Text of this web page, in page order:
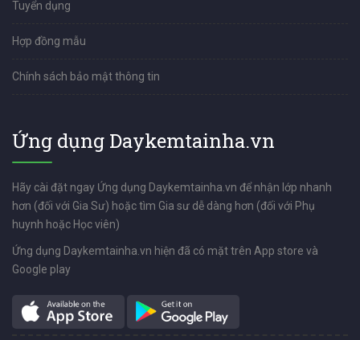
Tuyển dụng
Hợp đồng mẫu
Chính sách bảo mật thông tin
Ứng dụng Daykemtainha.vn
Hãy cài đặt ngay Ứng dụng Daykemtainha.vn để nhận lớp nhanh
hơn (đối với Gia Sư) hoặc tìm Gia sư dễ dàng hơn (đối với Phụ
huynh hoặc Học viên)
Ứng dụng Daykemtainha.vn hiện đã có mặt trên App store và
Google play